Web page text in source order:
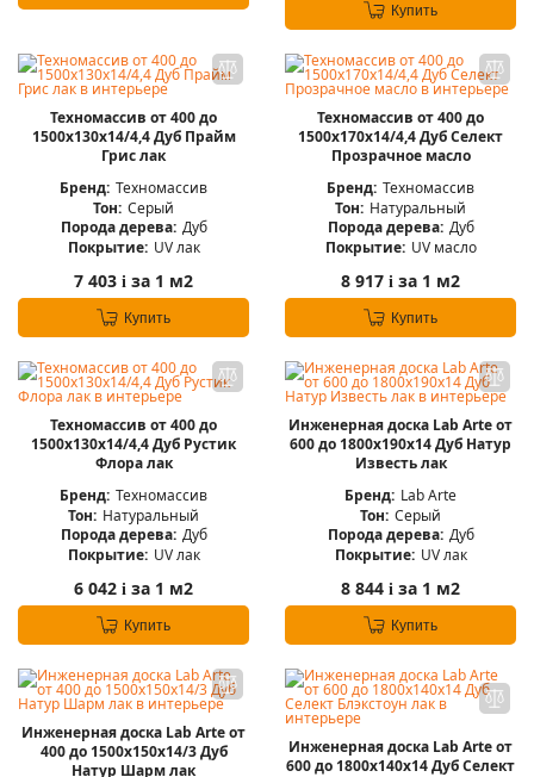
Купить
Техномассив от 400 до
1500х130х14/4,4 Дуб Прайм
Грис лак
Бренд: Техномассив
Тон: Серый
Порода дерева: Дуб
Покрытие: UV лак
7 403 i за 1 м2
Купить
Техномассив от 400 до
1500х170х14/4,4 Дуб Селект
Прозрачное масло
Бренд: Техномассив
Тон: Натуральный
Порода дерева: Дуб
Покрытие: UV масло
8 917 i за 1 м2
Купить
Техномассив от 400 до
1500х130х14/4,4 Дуб Рустик
Флора лак
Бренд: Техномассив
Тон: Натуральный
Порода дерева: Дуб
Покрытие: UV лак
6 042 i за 1 м2
Купить
Инженерная доска Lab Arte от
600 до 1800х190х14 Дуб Натур
Известь лак
Бренд: Lab Arte
Тон: Серый
Порода дерева: Дуб
Покрытие: UV лак
8 844 i за 1 м2
Купить
Инженерная доска Lab Arte от
400 до 1500х150х14/3 Дуб
Натур Шарм лак
Инженерная доска Lab Arte от
600 до 1800х140х14 Дуб Селект